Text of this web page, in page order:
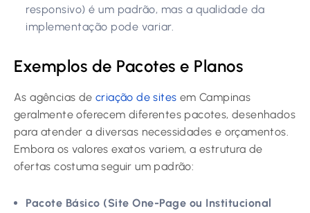
responsivo) é um padrão, mas a qualidade da
implementação pode variar.
Exemplos de Pacotes e Planos
As agências decriação de sites em Campinas
geralmente oferecem diferentes pacotes, desenhados
para atender a diversas necessidades e orçamentos.
Embora os valores exatos variem, a estrutura de
ofertas costuma seguir um padrão:
Pacote Básico (Site One-Page ou Institucional